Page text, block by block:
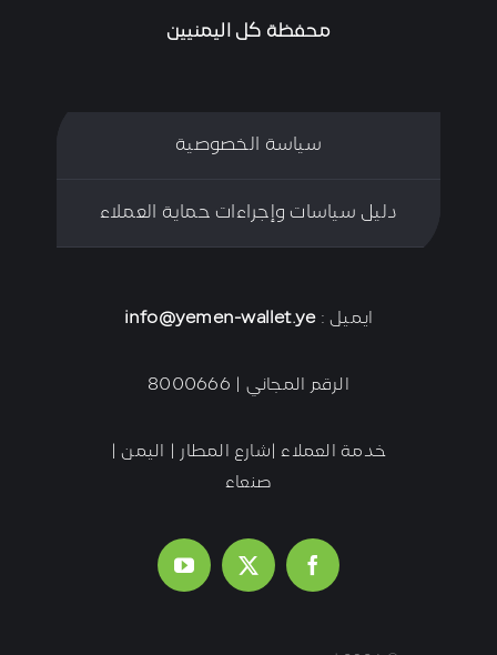
محفظة كل اليمنيين
سياسة الخصوصية
دليل سياسات وإجراءات حماية العملاء
ايميل :info@yemen-wallet.ye
الرقم المجاني | 8000666
خدمة العملاء |شارع المطار | اليمن |
صنعاء